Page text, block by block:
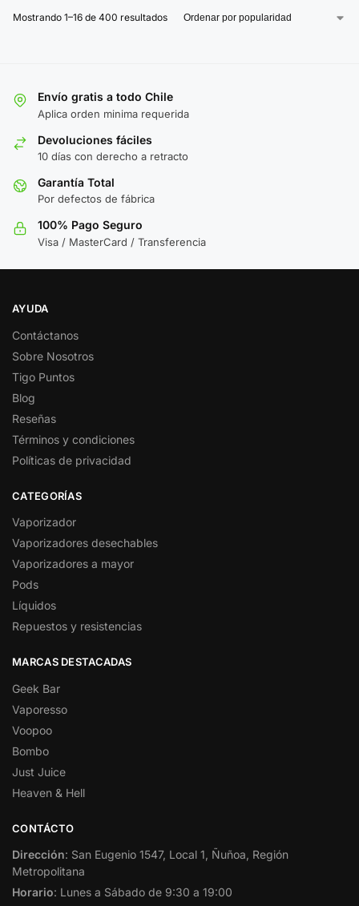
Mostrando 1–16 de 400 resultados
Envío gratis a todo Chile
Aplica orden minima requerida
Devoluciones fáciles
10 días con derecho a retracto
Garantía Total
Por defectos de fábrica
100% Pago Seguro
Visa / MasterCard / Transferencia
AYUDA
Contáctanos
Sobre Nosotros
Tigo Puntos
Blog
Reseñas
Términos y condiciones
Políticas de privacidad
CATEGORÍAS
Vaporizador
Vaporizadores desechables
Vaporizadores a mayor
Pods
Líquidos
Repuestos y resistencias
MARCAS DESTACADAS
Geek Bar
Vaporesso
Voopoo
Bombo
Just Juice
Heaven & Hell
CONTÁCTO
Dirección: San Eugenio 1547, Local 1, Ñuñoa, Región
Metropolitana
Horario: Lunes a Sábado de 9:30 a 19:00